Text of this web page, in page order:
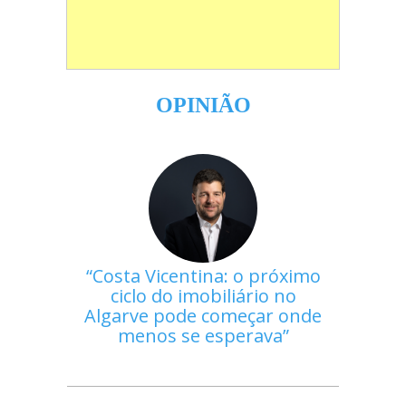
OPINIÃO
Costa Vicentina: o próximo
ciclo do imobiliário no
Algarve pode começar onde
menos se esperava